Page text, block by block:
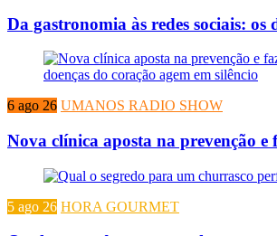
Da gastronomia às redes sociais: os
6 ago 26 UMANOS RADIO SHOW
Nova clínica aposta na prevenção e
5 ago 26 HORA GOURMET